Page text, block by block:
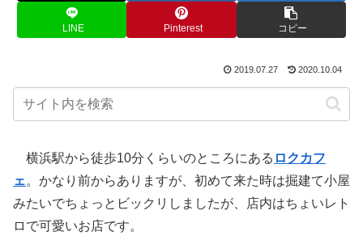
LINE Pinterest コピー
2019.07.27 2020.10.04
横浜駅から徒歩10分くらいのところにある ロクカフ
ェ。かなり前からありますが、初めて来た時は掘建て小屋
みたいでちょっとビックリしましたが、店内はちょいレト
ロで可愛いお店です。